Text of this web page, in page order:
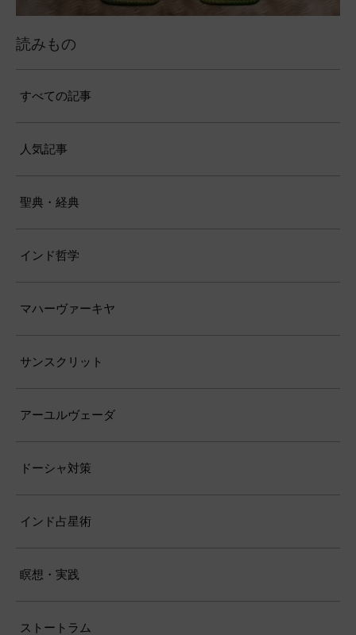
読みもの
すべての記事
人気記事
聖典・経典
インド哲学
マハーヴァーキヤ
サンスクリット
アーユルヴェーダ
ドーシャ対策
インド占星術
瞑想・実践
ストートラム